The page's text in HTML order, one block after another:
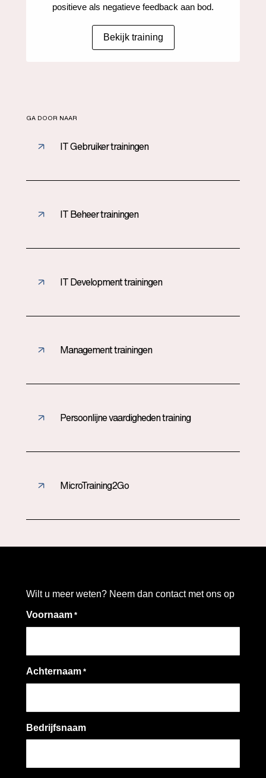
positieve als negatieve feedback aan bod.
Bekijk training
GA DOOR NAAR
IT Gebruiker trainingen
IT Beheer trainingen
IT Development trainingen
Management trainingen
Persoonlijne vaardigheden training
MicroTraining2Go
Wilt u meer weten? Neem dan contact met ons op
Voornaam *
Achternaam *
Bedrijfsnaam